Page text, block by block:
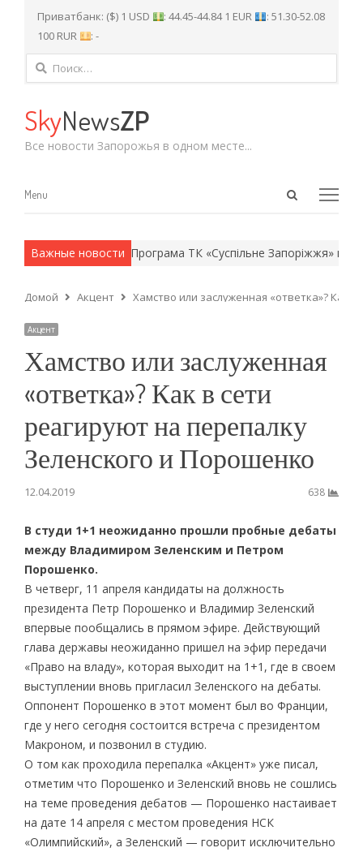
Приватбанк: ($) 1 USD : 44.45-44.84 1 EUR
: 51.30-52.08
100 RUR
: -
Найти:
SkyNewsZP
Все новости Запорожья в одном месте...
Open
Menu
Menu
Важные новости
методы. Програма ТК «Суспільне Запоріжжя» на
Домой Акцент Хамство или заслуженная «ответка»? Как
Акцент
Хамство или заслуженная
«ответка»? Как в сети
реагируют на перепалку
Зеленского и Порошенко
12.04.2019 638
В студи 1+1 неожиданно прошли пробные дебаты
между Владимиром Зеленским и Петром
Порошенко.
В четверг, 11 апреля кандидаты на должность
президента Петр Порошенко и Владимир Зеленский
впервые пообщались в прямом эфире. Действующий
глава державы неожиданно пришел на эфир передачи
«Право на владу», которая выходит на 1+1, где в своем
выступлении вновь пригласил Зеленского на дебаты.
Оппонент Порошенко в этот момент был во Франции,
где у него сегодня состоится встреча с президентом
Макроном, и позвонил в студию.
О том как проходила перепалка «Акцент» уже писал,
отметим что Порошенко и Зеленский вновь не сошлись
на теме проведения дебатов — Порошенко настаивает
на дате 14 апреля с местом проведения НСК
«Олимпийский», а Зеленский — говорит исключительно